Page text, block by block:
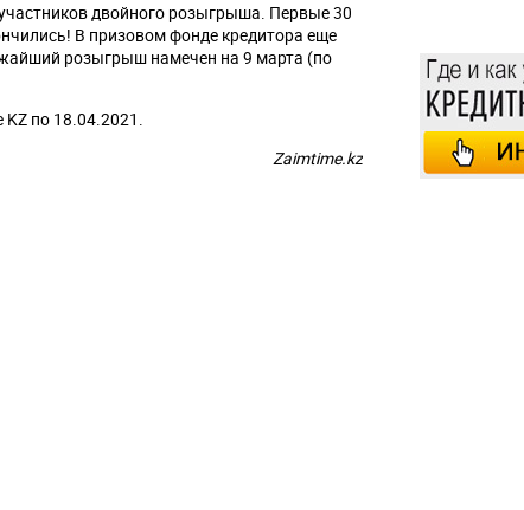
двойного розыгрыша. Первые 30
В призовом фонде кредитора еще
розыгрыш намечен на 9 марта (по
KZ по 18.04.2021.
Zaimtime.kz